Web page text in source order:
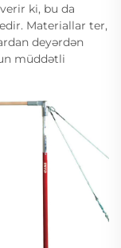
ki, bu da
edir. Materiallar ter,
deyərdən
müddətli